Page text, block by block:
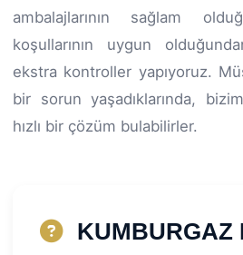
ambalajlarının sağlam
koşullarının uygun
ekstra kontroller yapıyoruz.
bir sorun yaşadıklarında,
hızlı bir çözüm bulabilirler.
KUMBURGAZ